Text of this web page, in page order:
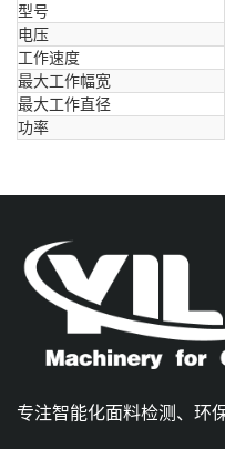
型号
电压
工作速度
最大工作幅宽
最大工作直径
功率
专注智能化面料检测、环